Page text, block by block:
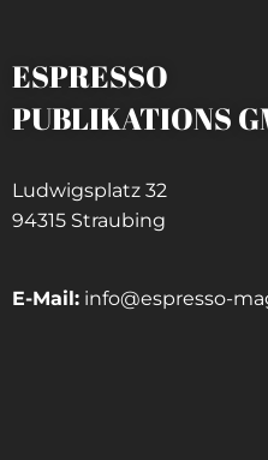
ESPRESSO
PUBLIKATIONS
Ludwigsplatz 32
94315 Straubing
E-Mail: info@espresso-